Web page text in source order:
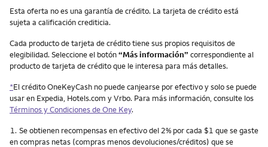
Esta oferta no es una garantía de crédito. La tarjeta de crédito está
sujeta a calificación crediticia.
Cada producto de tarjeta de crédito tiene sus propios requisitos de
elegibilidad. Seleccione el botón“Más información” correspondiente al
producto de tarjeta de crédito que le interesa para más detalles.
*El crédito OneKeyCash no puede canjearse por efectivo y solo se puede
usar en Expedia, Hotels.com y Vrbo. Para más información, consulte los
Términos y Condiciones de One Key.
Nota
1. Se obtienen recompensas en efectivo del 2% por cada $1 que se gaste
en compras netas (compras menos devoluciones/créditos) que se